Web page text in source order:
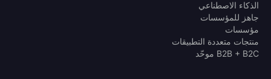
الذكاء الاصطناعي
جاهز للمؤسسات
مؤسسات
منتجات متعددة التطبيقات
B2B + B2C موحّد